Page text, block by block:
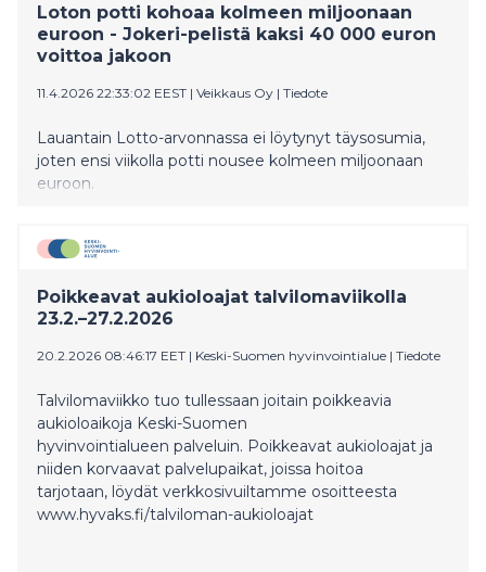
Loton potti kohoaa kolmeen miljoonaan
euroon - Jokeri-pelistä kaksi 40 000 euron
voittoa jakoon
11.4.2026 22:33:02 EEST | Veikkaus Oy | Tiedote
Lauantain Lotto-arvonnassa ei löytynyt täysosumia,
joten ensi viikolla potti nousee kolmeen miljoonaan
euroon.
Poikkeavat aukioloajat talvilomaviikolla
23.2.–27.2.2026
20.2.2026 08:46:17 EET | Keski-Suomen hyvinvointialue | Tiedote
Talvilomaviikko tuo tullessaan joitain poikkeavia
aukioloaikoja Keski-Suomen
hyvinvointialueen palveluin. Poikkeavat aukioloajat ja
niiden korvaavat palvelupaikat, joissa hoitoa
tarjotaan, löydät verkkosivuiltamme osoitteesta
www.hyvaks.fi/talviloman-aukioloajat